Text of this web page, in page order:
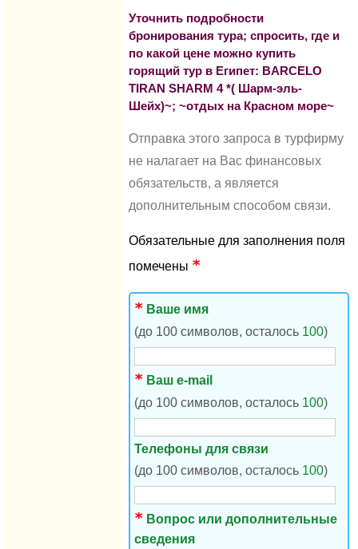
Уточнить подробности
бронирования тура; спросить, где и
по какой цене можно купить
горящий тур в Египет: BARCELO
TIRAN SHARM 4 *( Шарм-эль-
Шейх)~; ~отдых на Красном море~
Отправка этого запроса в турфирму
не налагает на Вас финансовых
обязательств, а является
дополнительным способом связи.
Обязательные для заполнения поля
помечены
Ваше имя
(до 100 символов, осталось 100)
Ваш e-mail
(до 100 символов, осталось 100)
Телефоны для связи
(до 100 символов, осталось 100)
Вопрос или дополнительные
сведения